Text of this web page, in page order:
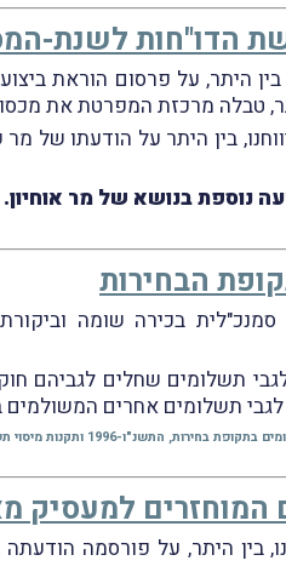
הדו"חות לשנת-המס
נוספת בנושא של מר אוחיון.
הבחירות
בכירה שומה
לגבי תשלומים אחרים
1996 ותקנות מיסוי תשלומים בתקופת בחירות, התשנ"ו-1996)
המוחזרים למעסיק
1796 מיום 19.6.2019 דיווחנו, בין